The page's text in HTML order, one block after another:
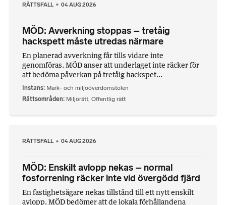
RÄTTSFALL 04 AUG 2026
MÖD: Avverkning stoppas – tretåig
hackspett måste utredas närmare
En planerad avverkning får tills vidare inte
genomföras. MÖD anser att underlaget inte räcker för
att bedöma påverkan på tretåig hackspet...
Instans Mark- och miljööverdomstolen
Rättsområden Miljörätt, Offentlig rätt
RÄTTSFALL 04 AUG 2026
MÖD: Enskilt avlopp nekas – normal
fosforrening räcker inte vid övergödd fjärd
En fastighetsägare nekas tillstånd till ett nytt enskilt
avlopp. MÖD bedömer att de lokala förhållandena